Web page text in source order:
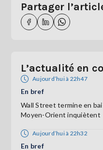
Partager
L’actualité en
Aujourd’hui à 22h47
En bref
Wall Street termine en
Moyen-Orient inquiètent
Aujourd’hui à 22h32
En bref